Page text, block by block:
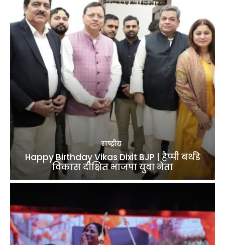
राष्ट्रीय
Happy Birthday Vikas Dixit BJP | हैप्पी बर्थडे
विकास दीक्षित भाजपा युवा नेता